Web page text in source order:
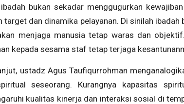
bukan sekadar menggugurkan
target dan dinamika pelayanan. Di sinilah
menjaga manusia tetap waras dan
kepada sesama staf tetap terjaga
ustadz Agus Taufiqurrohman
seseorang. Kurangnya kapasitas
kualitas kinerja dan interaksi sosial di